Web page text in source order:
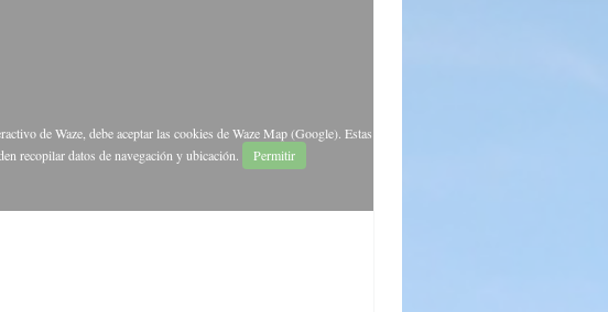
de Waze, debe aceptar las cookies de Waze Map (Google). Estas
recopilar datos de navegación y ubicación.
Permitir